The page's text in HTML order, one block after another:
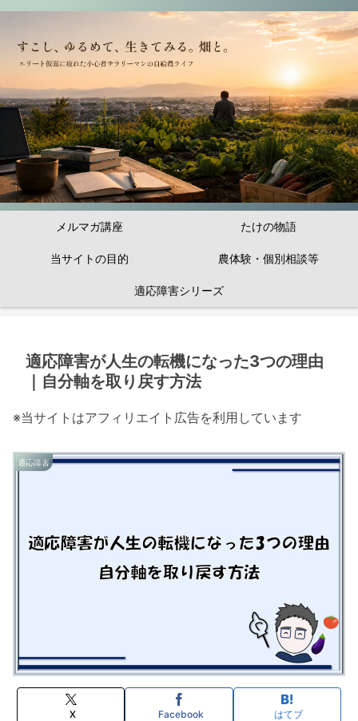
メルマガ講座 たけの物語
当サイトの目的 農体験・個別相談等
適応障害シリーズ
適応障害が人生の転機になった3つの理由
｜自分軸を取り戻す方法
※当サイトはアフィリエイト広告を利用しています
適応障害
X Facebook はてブ